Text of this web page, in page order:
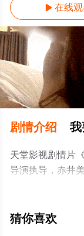
 在线
剧情介绍
天堂影视剧情片
导演执导，赤井
机免费观看高清
了解。
猜你喜欢